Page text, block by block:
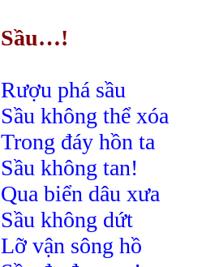
Sầu…!
Rượu phá sầu
Sầu không thể xóa
Trong đáy hồn ta
Sầu không tan!
Qua biển dâu xưa
Sầu không dứt
Lỡ vận sông hồ